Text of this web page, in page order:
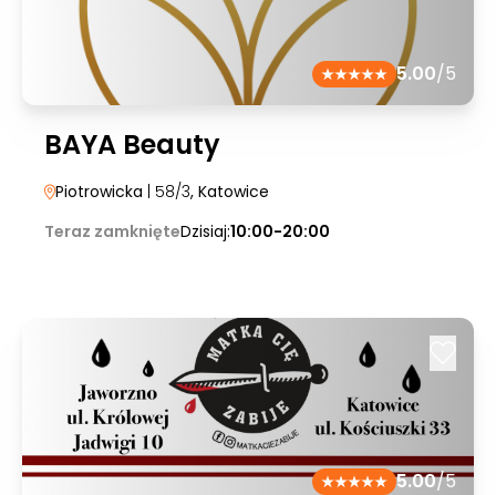
5.00/5
BAYA Beauty
Piotrowicka | 58/3, Katowice
Teraz zamknięteDzisiaj:10:00-20:00
5.00/5